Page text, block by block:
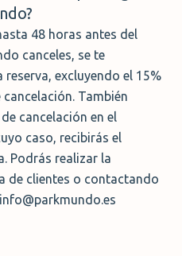
48 horas antes del
canceles, se te
excluyendo el 15%
También
cancelación en el
caso, recibirás el
Podrás realizar la
de clientes o contactando